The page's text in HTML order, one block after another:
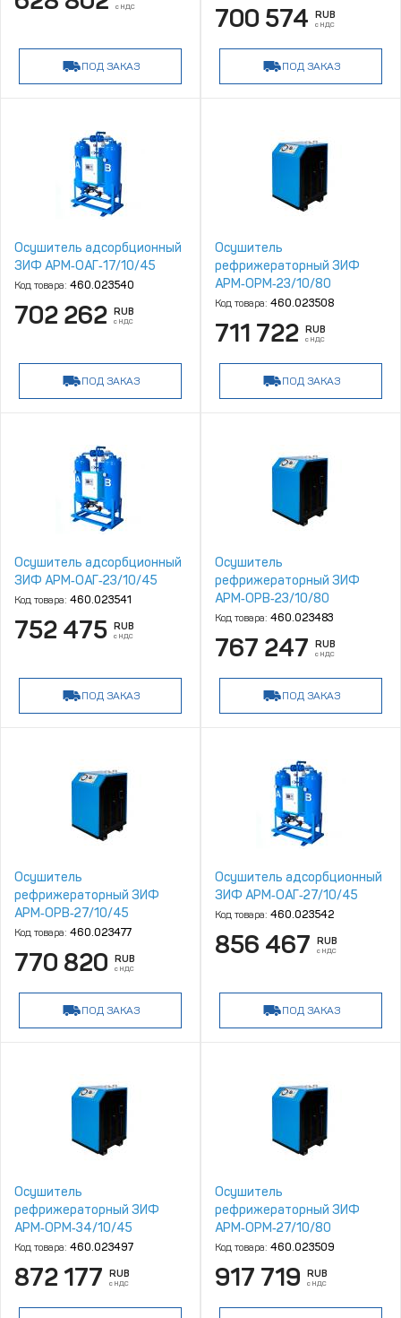
с НДС
ПОД ЗАКАЗ
700 574 RUB
с НДС
ПОД ЗАКАЗ
Осушитель адсорбционный
ЗИФ АРМ‑ОАГ‑17/10/45
Код товара: 460.023540
702 262 RUB
с НДС
ПОД ЗАКАЗ
Осушитель
рефрижераторный ЗИФ
АРМ‑ОРМ‑23/10/80
Код товара: 460.023508
711 722 RUB
с НДС
ПОД ЗАКАЗ
Осушитель адсорбционный
ЗИФ АРМ‑ОАГ‑23/10/45
Код товара: 460.023541
752 475 RUB
с НДС
ПОД ЗАКАЗ
Осушитель
рефрижераторный ЗИФ
АРМ‑ОРВ‑23/10/80
Код товара: 460.023483
767 247 RUB
с НДС
ПОД ЗАКАЗ
Осушитель
рефрижераторный ЗИФ
АРМ‑ОРВ‑27/10/45
Код товара: 460.023477
770 820 RUB
с НДС
ПОД ЗАКАЗ
Осушитель адсорбционный
ЗИФ АРМ‑ОАГ‑27/10/45
Код товара: 460.023542
856 467 RUB
с НДС
ПОД ЗАКАЗ
Осушитель
рефрижераторный ЗИФ
АРМ‑ОРМ‑34/10/45
Код товара: 460.023497
872 177 RUB
с НДС
Осушитель
рефрижераторный ЗИФ
АРМ‑ОРМ‑27/10/80
Код товара: 460.023509
917 719 RUB
с НДС